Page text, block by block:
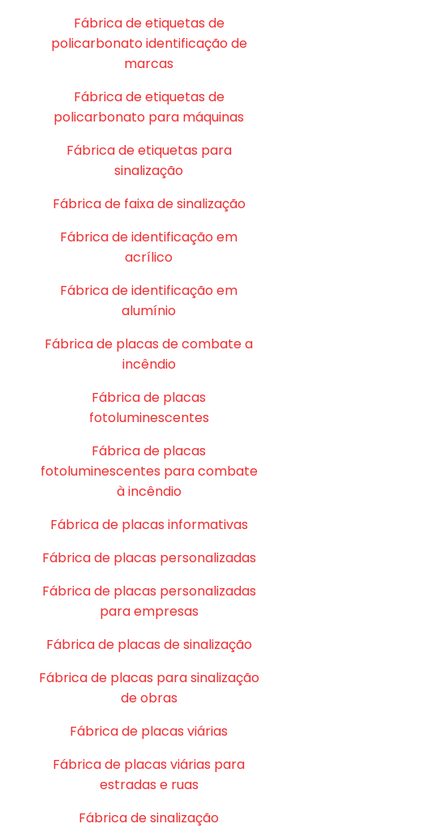
Fábrica de etiquetas de
policarbonato identificação de
marcas
Fábrica de etiquetas de
policarbonato para máquinas
Fábrica de etiquetas para
sinalização
Fábrica de faixa de sinalização
Fábrica de identificação em
acrílico
Fábrica de identificação em
alumínio
Fábrica de placas de combate a
incêndio
Fábrica de placas
fotoluminescentes
Fábrica de placas
fotoluminescentes para combate
à incêndio
Fábrica de placas informativas
Fábrica de placas personalizadas
Fábrica de placas personalizadas
para empresas
Fábrica de placas de sinalização
Fábrica de placas para sinalização
de obras
Fábrica de placas viárias
Fábrica de placas viárias para
estradas e ruas
Fábrica de sinalização